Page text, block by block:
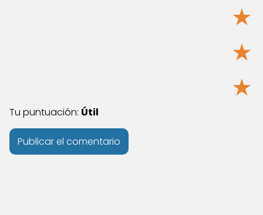
★
★
★
Tu puntuación: Útil